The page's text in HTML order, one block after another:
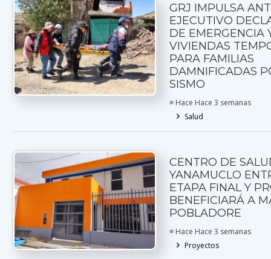
GRJ IMPULSA
EJECUTIVO
DE EMERGENCIA
VIVIENDAS
PARA FAMILIAS
DAMNIFICADAS
SISMO
≡ Hace Hace 3 semanas
Salud
CENTRO DE
YANAMUCLO
ETAPA FINAL Y
BENEFICIARÁ A
POBLADORE
≡ Hace Hace 3 semanas
Proyectos